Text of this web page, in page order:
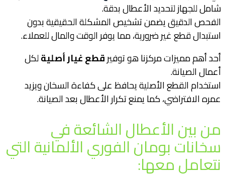
شامل للجهاز لتحديد الأعطال بدقة.
الفحص الدقيق يضمن تشخيص المشكلة الحقيقية بدون
استبدال قطع غير ضرورية، مما يوفر الوقت والمال للعملاء.
أحد أهم مميزات مركزنا هو توفيرقطع غيار أصليةلكل
أعمال الصيانة.
استخدام القطع الأصلية يحافظ على كفاءة السخان ويزيد
عمره الافتراضي، كما يمنع تكرار الأعطال بعد الصيانة.
من بين الأعطال الشائعة في
سخانات بومان الفوري الألمانية التي
نتعامل معها: